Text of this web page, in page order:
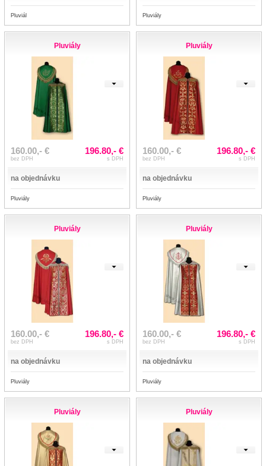
Pluviál Pluviály
Pluviály
160.00,- €
bez DPH
196.80,- €
s DPH
na objednávku
Pluviály
Pluviály
160.00,- €
bez DPH
196.80,- €
s DPH
na objednávku
Pluviály
Pluviály
160.00,- €
bez DPH
196.80,- €
s DPH
na objednávku
Pluviály
Pluviály
160.00,- €
bez DPH
196.80,- €
s DPH
na objednávku
Pluviály
Pluviály Pluviály